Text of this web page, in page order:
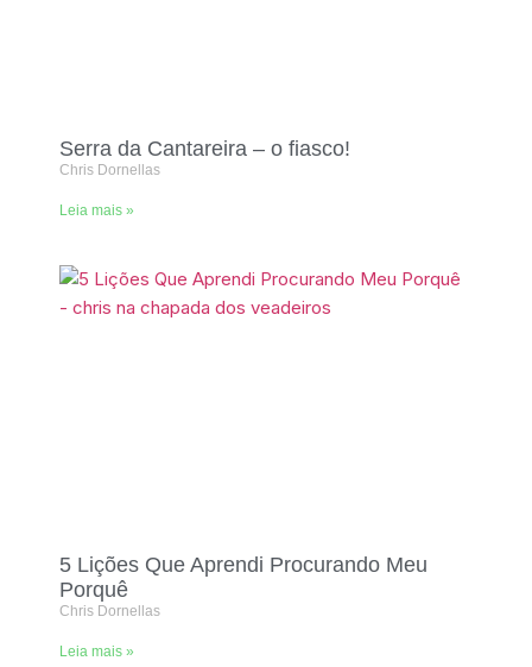
Serra da Cantareira – o fiasco!
Chris Dornellas
Leia mais »
5 Lições Que Aprendi Procurando Meu
Porquê
Chris Dornellas
Leia mais »